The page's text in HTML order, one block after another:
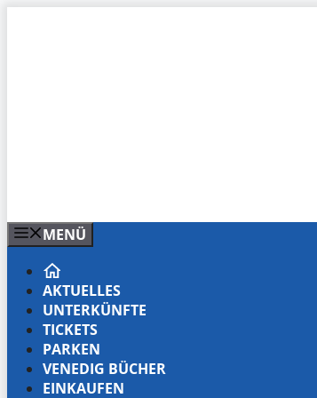
MENÜ
AKTUELLES
UNTERKÜNFTE
TICKETS
PARKEN
VENEDIG BÜCHER
EINKAUFEN